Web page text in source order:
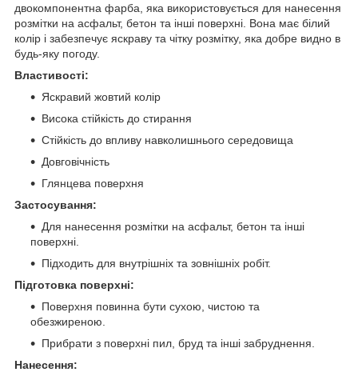
двокомпонентна фарба, яка використовується для нанесення
розмітки на асфальт, бетон та інші поверхні. Вона має білий
колір і забезпечує яскраву та чітку розмітку, яка добре видно в
будь-яку погоду.
Властивості:
Яскравий жовтий колір
Висока стійкість до стирання
Стійкість до впливу навколишнього середовища
Довговічність
Глянцева поверхня
Застосування:
Для нанесення розмітки на асфальт, бетон та інші
поверхні.
Підходить для внутрішніх та зовнішніх робіт.
Підготовка поверхні:
Поверхня повинна бути сухою, чистою та
обезжиреною.
Прибрати з поверхні пил, бруд та інші забруднення.
Нанесення: